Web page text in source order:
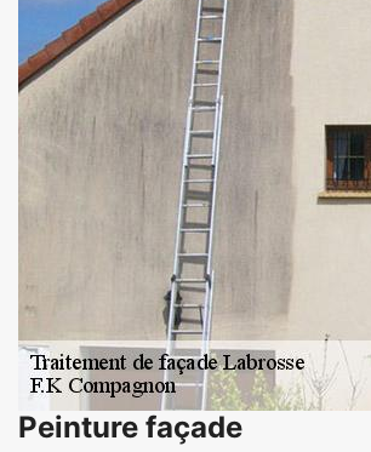
Peinture façade